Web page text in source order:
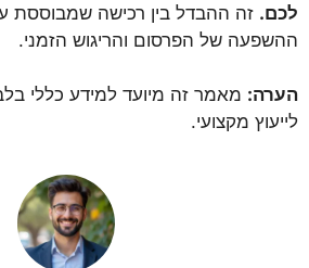
לכם. זה ההבדל בין רכישה שמבוססת
ההשפעה של הפרסום והריגוש הזמני.
הערה: מאמר זה מיועד למידע כללי
לייעוץ מקצועי.